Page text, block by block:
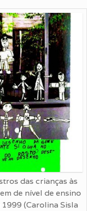
das crianças às
de nível de ensino
(Carolina Sisla